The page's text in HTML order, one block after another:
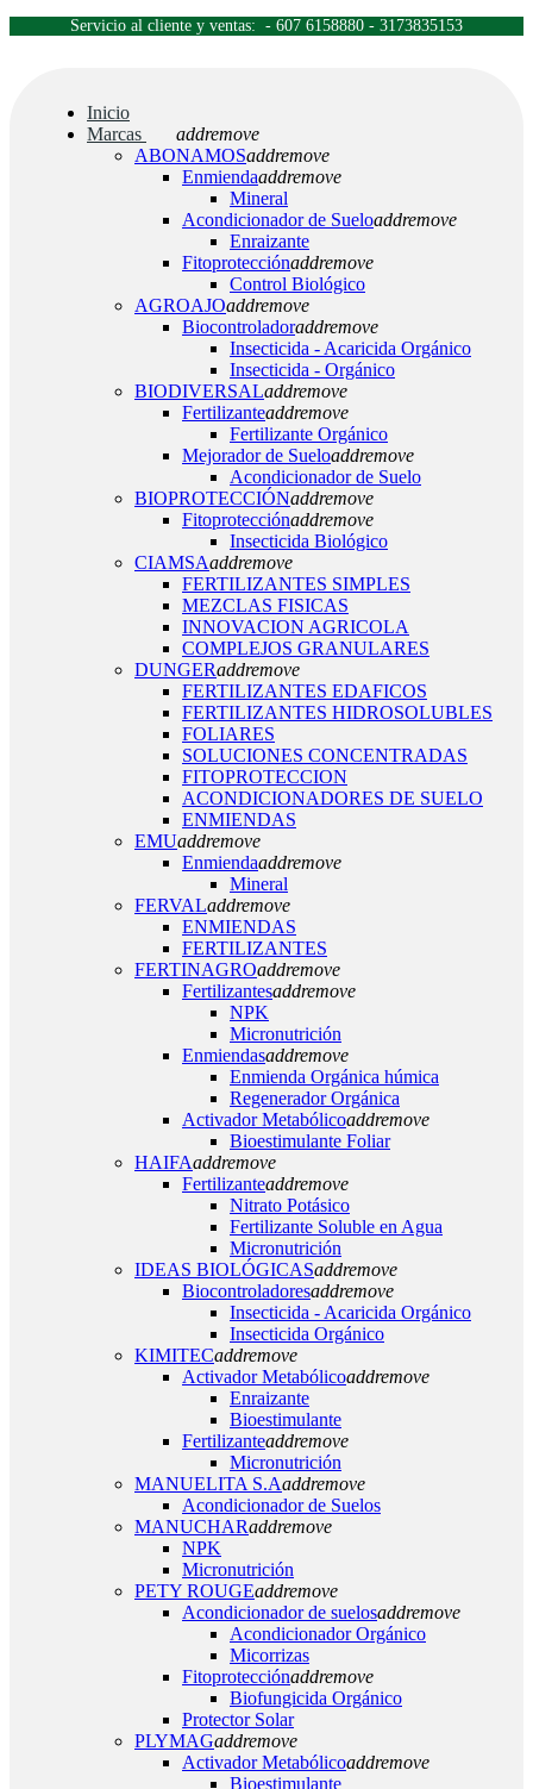
Servicio al cliente y ventas: - 607 6158880 - 3173835153
Inicio
Marcas
addremove
ABONAMOSaddremove
Enmiendaaddremove
Mineral
Acondicionador de Sueloaddremove
Enraizante
Fitoprotecciónaddremove
Control Biológico
AGROAJOaddremove
Biocontroladoraddremove
Insecticida - Acaricida Orgánico
Insecticida - Orgánico
BIODIVERSALaddremove
Fertilizanteaddremove
Fertilizante Orgánico
Mejorador de Sueloaddremove
Acondicionador de Suelo
BIOPROTECCIÓNaddremove
Fitoprotecciónaddremove
Insecticida Biológico
CIAMSAaddremove
FERTILIZANTES SIMPLES
MEZCLAS FISICAS
INNOVACION AGRICOLA
COMPLEJOS GRANULARES
DUNGERaddremove
FERTILIZANTES EDAFICOS
FERTILIZANTES HIDROSOLUBLES
FOLIARES
SOLUCIONES CONCENTRADAS
FITOPROTECCION
ACONDICIONADORES DE SUELO
ENMIENDAS
EMUaddremove
Enmiendaaddremove
Mineral
FERVALaddremove
ENMIENDAS
FERTILIZANTES
FERTINAGROaddremove
Fertilizantesaddremove
NPK
Micronutrición
Enmiendasaddremove
Enmienda Orgánica húmica
Regenerador Orgánica
Activador Metabólicoaddremove
Bioestimulante Foliar
HAIFAaddremove
Fertilizanteaddremove
Nitrato Potásico
Fertilizante Soluble en Agua
Micronutrición
IDEAS BIOLÓGICASaddremove
Biocontroladoresaddremove
Insecticida - Acaricida Orgánico
Insecticida Orgánico
KIMITECaddremove
Activador Metabólicoaddremove
Enraizante
Bioestimulante
Fertilizanteaddremove
Micronutrición
MANUELITA S.Aaddremove
Acondicionador de Suelos
MANUCHARaddremove
NPK
Micronutrición
PETY ROUGEaddremove
Acondicionador de suelosaddremove
Acondicionador Orgánico
Micorrizas
Fitoprotecciónaddremove
Biofungicida Orgánico
Protector Solar
PLYMAGaddremove
Activador Metabólicoaddremove
Bioestimulante